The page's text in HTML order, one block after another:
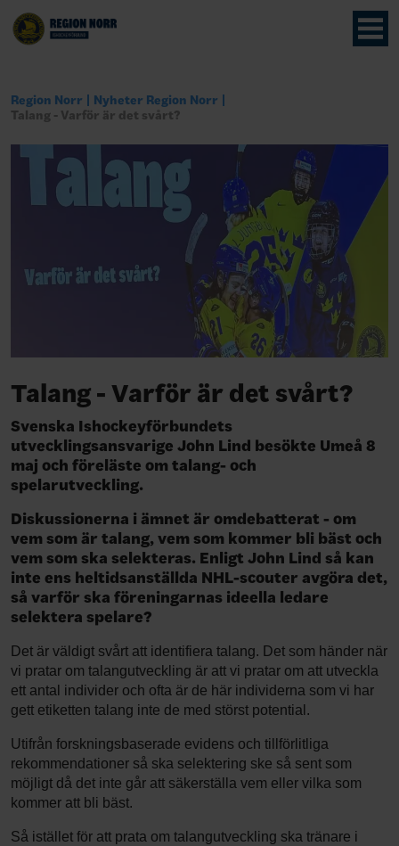
Region Norr
Nyheter Region Norr
Talang - Varför är det svårt?
Talang - Varför är det svårt?
Svenska Ishockeyförbundets
utvecklingsansvarige John Lind besökte Umeå 8
maj och föreläste om talang- och
spelarutveckling.
Diskussionerna i ämnet är omdebatterat - om
vem som är talang, vem som kommer bli bäst och
vem som ska selekteras. Enligt John Lind så kan
inte ens heltidsanställda NHL-scouter avgöra det,
så varför ska föreningarnas ideella ledare
selektera spelare?
Det är väldigt svårt att identifiera talang. Det som händer när
vi pratar om talangutveckling är att vi pratar om att utveckla
ett antal individer och ofta är de här individerna som vi har
gett etiketten talang inte de med störst potential.
Utifrån forskningsbaserade evidens och tillförlitliga
rekommendationer så ska selektering ske så sent som
möjligt då det inte går att säkerställa vem eller vilka som
kommer att bli bäst.
Så istället för att prata om talangutveckling ska tränare i